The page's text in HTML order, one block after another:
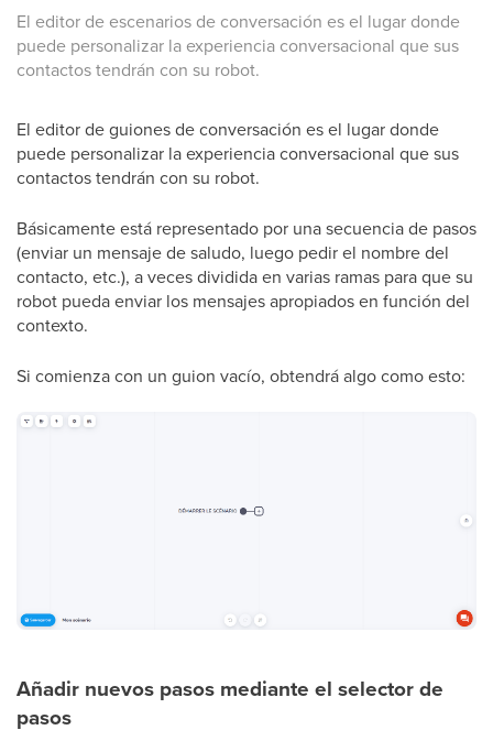
El editor de escenarios de conversación es el lugar donde
puede personalizar la experiencia conversacional que sus
contactos tendrán con su robot.
El editor de guiones de conversación es el lugar donde
puede personalizar la experiencia conversacional que sus
contactos tendrán con su robot.
Básicamente está representado por una secuencia de pasos
(enviar un mensaje de saludo, luego pedir el nombre del
contacto, etc.), a veces dividida en varias ramas para que su
robot pueda enviar los mensajes apropiados en función del
contexto.
Si comienza con un guion vacío, obtendrá algo como esto:
Añadir nuevos pasos mediante el selector de
pasos